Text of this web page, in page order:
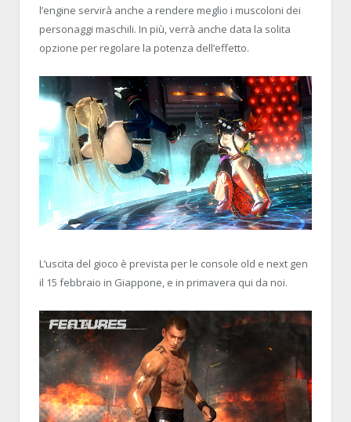
l’engine servirà anche a rendere meglio i muscoloni dei
personaggi maschili. In più, verrà anche data la solita
opzione per regolare la potenza dell’effetto.
L’uscita del gioco è prevista per le console old e next gen
il 15 febbraio in Giappone, e in primavera qui da noi.